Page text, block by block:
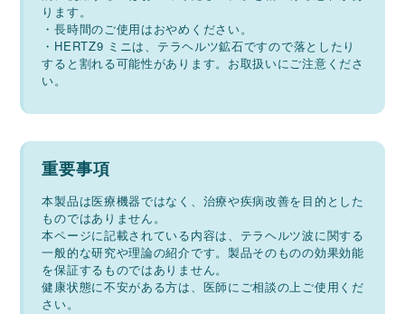
ります。
・長時間のご使用はおやめください。
・HERTZ9 ミニは、テラヘルツ鉱石ですので落としたり
すると割れる可能性があります。お取扱いにご注意くださ
い。
重要事項
本製品は医療機器ではなく、治療や疾病改善を目的とした
ものではありません。
本ページに記載されている内容は、テラヘルツ波に関する
一般的な研究や理論の紹介です。製品そのものの効果効能
を保証するものではありません。
健康状態に不安がある方は、医師にご相談の上ご使用くだ
さい。